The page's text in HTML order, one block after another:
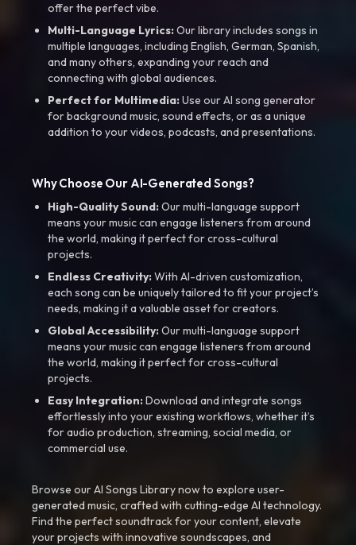
offer the perfect vibe.
Multi-Language Lyrics:Our library includes songs in
multiple languages, including English, German, Spanish,
and many others, expanding your reach and
connecting with global audiences.
Perfect for Multimedia:Use our AI song generator
for background music, sound effects, or as a unique
addition to your videos, podcasts, and presentations.
Why Choose Our AI-Generated Songs?
High-Quality Sound:Our multi-language support
means your music can engage listeners from around
the world, making it perfect for cross-cultural
projects.
Endless Creativity:With AI-driven customization,
each song can be uniquely tailored to fit your project’s
needs, making it a valuable asset for creators.
Global Accessibility:Our multi-language support
means your music can engage listeners from around
the world, making it perfect for cross-cultural
projects.
Easy Integration:Download and integrate songs
effortlessly into your existing workflows, whether it’s
for audio production, streaming, social media, or
commercial use.
Browse our AI Songs Library now to explore user-
generated music, crafted with cutting-edge AI technology.
Find the perfect soundtrack for your content, elevate
your projects with innovative soundscapes, and